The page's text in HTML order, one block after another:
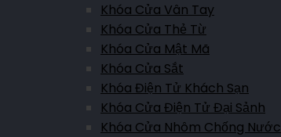
Khóa Cửa Vân Tay
Khóa Cửa Thẻ Từ
Khóa Cửa Mật Mã
Khóa Cửa Sắt
Khóa Điện Tử Khách Sạn
Khóa Cửa Điện Tử Đại Sảnh
Khóa Cửa Nhôm Chống Nước